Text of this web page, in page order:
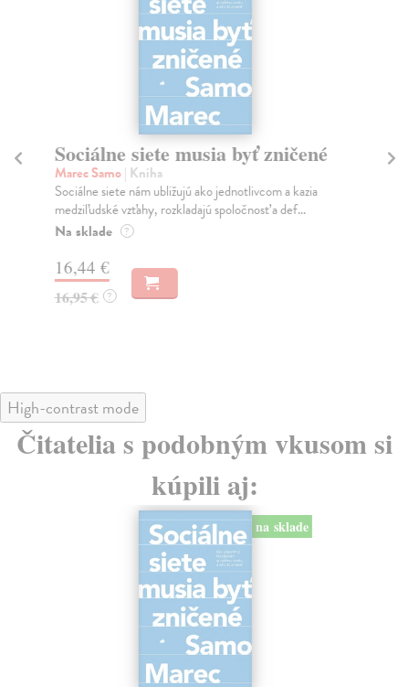
Sociálne siete musia byť zničené
Marec Samo| Kniha
Sociálne siete nám ubližujú ako jednotlivcom a kazia
medziľudské vzťahy, rozkladajú spoločnosť a def...
Na sklade ?
16,44 €
16,95 € ?
High-contrast mode
Čitatelia s podobným vkusom si
kúpili aj:
na sklade